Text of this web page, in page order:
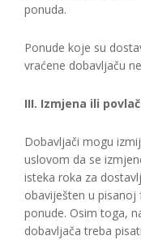
ponuda.
Ponude koje su
vraćene dobavljaču
III. Izmjena ili
Dobavljači mogu
uslovom da se
isteka roka za
obaviješten u
ponude. Osim toga,
dobavljača treba